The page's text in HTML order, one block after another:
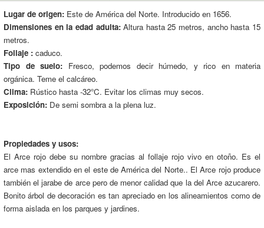
Lugar de origen: Este de América del Norte. Introducido en 1656.
Dimensiones en la edad adulta:Altura hasta 25 metros, ancho hasta 15
metros.
Follaje : caduco.
Tipo de suelo: Fresco, podemos decir húmedo, y rico en materia
orgánica. Teme el calcáreo.
Clima: Rústico hasta -32°C. Evitar los climas muy secos.
Exposición: De semi sombra a la plena luz.
Propiedades y usos:
El Arce rojo debe su nombre gracias al follaje rojo vivo en otoño. Es el
arce mas extendido en el este de América del Norte.. El Arce rojo produce
también el jarabe de arce pero de menor calidad que la del Arce azucarero.
Bonito árbol de decoración es tan apreciado en los alineamientos como de
forma aislada en los parques y jardines.